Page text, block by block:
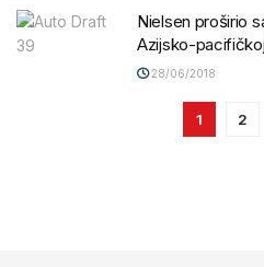
Nielsen proširio
Azijsko-
28/06/2018
1 2